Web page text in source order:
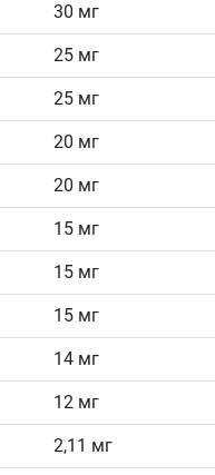
30 мг
25 мг
25 мг
20 мг
20 мг
15 мг
15 мг
15 мг
14 мг
12 мг
2,11 мг